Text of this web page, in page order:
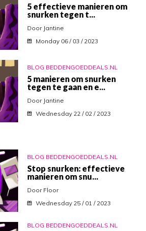
5 effectieve manieren om
snurken tegen t...
Door Jantine
Monday 06 / 03 / 2023
BLOG BEDDENGOEDDEALS.NL
5 manieren om snurken
tegen te gaan en e...
Door Jantine
Wednesday 22 / 02 / 2023
BLOG BEDDENGOEDDEALS.NL
Stop snurken: effectieve
manieren om snu...
Door Floor
Wednesday 25 / 01 / 2023
BLOG BEDDENGOEDDEALS.NL